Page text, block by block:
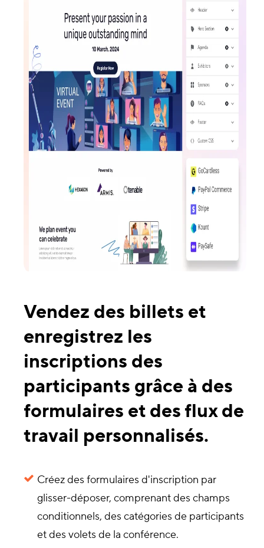
Vendez des billets et
enregistrez les
inscriptions des
participants grâce à des
formulaires et des flux de
travail personnalisés.
Créez des formulaires d'inscription par
glisser-déposer, comprenant des champs
conditionnels, des catégories de participants
et des volets de la conférence.